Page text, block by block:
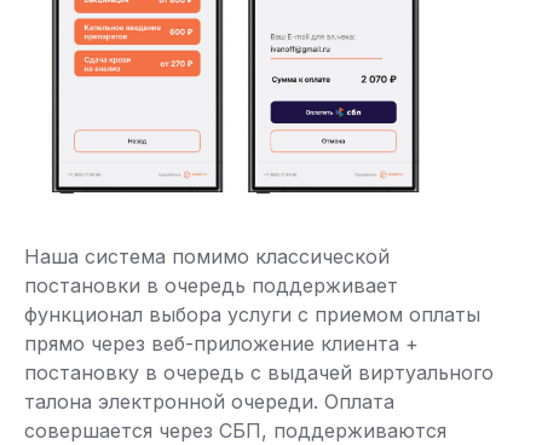
Наша система помимо классической
постановки в очередь поддерживает
функционал выбора услуги с приемом оплаты
прямо через веб-приложение клиента +
постановку в очередь с выдачей виртуального
талона электронной очереди. Оплата
совершается через СБП, поддерживаются